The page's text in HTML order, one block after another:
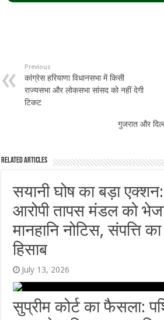
Previous
कांग्रेस हरियाणा विधानसभा में किसी
राज्यसभा और लोकसभा सांसद को नहीं देगी
टिकट
गुजरात और
Related Articles
सयानी घोष का बड़ा
आरोपी तापस मंडल को
मानहानि नोटिस, संपत्ति का
हिसाब
July 13, 2026
सुप्रीम कोर्ट का फैसला: